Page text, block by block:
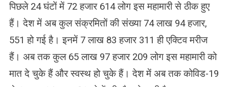
पिछले 24 घंटों में 72 हजार 614 लोग इस महामारी से ठीक हुए
हैं।देश में अब कुल संक्रमितों की संख्या 74 लाख 94 हजार,
551 हो गई है। इनमें 7 लाख 83 हजार 311 ही एक्टिव मरीज
हैं। अब तक कुल 65 लाख 97 हजार 209 लोग इस महामारी को
मात दे चुके हैं और स्वस्थ हो चुके हैं। देश में अब तक कोविड-19